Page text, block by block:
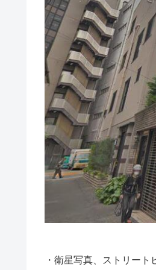
・衛星写真、ストリー